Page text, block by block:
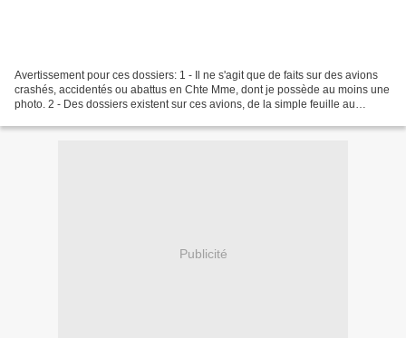
Avertissement pour ces dossiers: 1 - Il ne s'agit que de faits sur des avions
crashés, accidentés ou abattus en Chte Mme, dont je possède au moins une
photo. 2 - Des dossiers existent sur ces avions, de la simple feuille au
Publicité